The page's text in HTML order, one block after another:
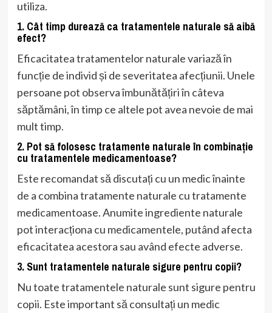
utiliza.
1. Cât timp durează ca tratamentele naturale să aibă
efect?
Eficacitatea tratamentelor naturale variază în
funcție de individ și de severitatea afecțiunii. Unele
persoane pot observa îmbunătățiri în câteva
săptămâni, în timp ce altele pot avea nevoie de mai
mult timp.
2. Pot să folosesc tratamente naturale în combinație
cu tratamentele medicamentoase?
Este recomandat să discutați cu un medic înainte
de a combina tratamente naturale cu tratamente
medicamentoase. Anumite ingrediente naturale
pot interacționa cu medicamentele, putând afecta
eficacitatea acestora sau având efecte adverse.
3. Sunt tratamentele naturale sigure pentru copii?
Nu toate tratamentele naturale sunt sigure pentru
copii. Este important să consultați un medic